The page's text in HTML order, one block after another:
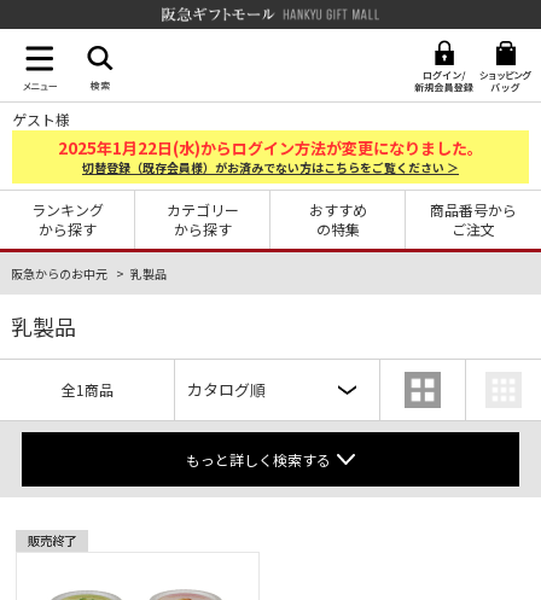
ゲスト様
2025年1月22日(水)からログイン方法が変更になりました。
切替登録（既存会員様）がお済みでない方はこちらをご覧ください ＞
ランキング
から探す
カテゴリー
から探す
おすすめ
の特集
商品番号から
ご注文
阪急からのお中元 乳製品
乳製品
全1商品
もっと詳しく検索する